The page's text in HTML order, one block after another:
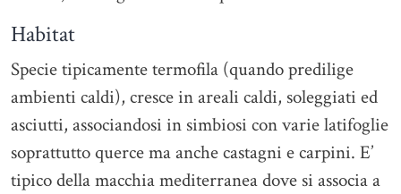
Habitat
Specie tipicamente termofila (quando predilige
ambienti caldi), cresce in areali caldi, soleggiati ed
asciutti, associandosi in simbiosi con varie latifoglie
soprattutto querce ma anche castagni e carpini. E’
tipico della macchia mediterranea dove si associa a